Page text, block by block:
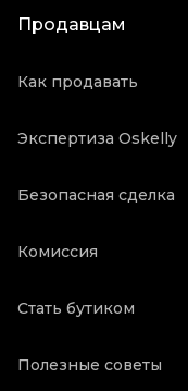
Продавцам
Как продавать
Экспертиза Oskelly
Безопасная сделка
Комиссия
Стать бутиком
Полезные советы